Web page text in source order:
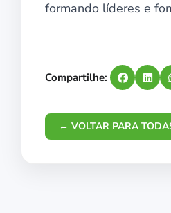
formando líderes e
Compartilhe:
← VOLTAR PARA